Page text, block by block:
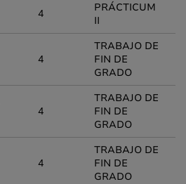
4
PRÁCTICUM
II
4
TRABAJO DE
FIN DE
GRADO
4
TRABAJO DE
FIN DE
GRADO
4
TRABAJO DE
FIN DE
GRADO